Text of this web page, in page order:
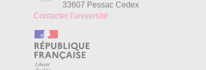
33607 Pessac Cedex
Contacter l'université